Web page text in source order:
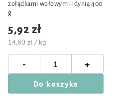
żołądkami wołowymi i dynią 400
g
5,92 zł
14,80 zł / kg
- +
Do koszyka